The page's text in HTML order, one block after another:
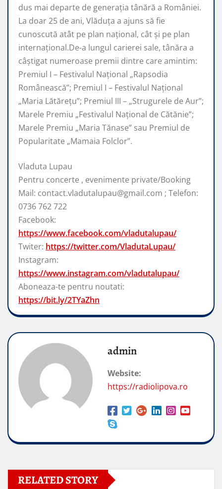
dus mai departe de generaţia tânără a României.
La doar 25 de ani, Vlăduța a ajuns să fie
cunoscută atât pe plan naţional, cât şi pe plan
internaţional.De-a lungul carierei sale, tânăra a
câştigat numeroase premii dintre care amintim:
Premiul I – Festivalul Național „Rapsodia
Românească”; Premiul I – Festivalul Național
„Maria Lătărețu”; Premiul III – „Strugurele de Aur”;
Marele Premiu „Festivalul Național de Cătănie”;
Marele Premiu „Maria Tănase” sau Premiul de
Popularitate „Mamaia Folclor”.
Vladuta Lupau
Pentru concerte , evenimente private/Booking
Mail: contact.vladutalupau@gmail.com ; Telefon:
0736 762 722
Facebook:
https://www.facebook.com/vladutalupau/
Twiter: https://twitter.com/VladutaLupau/
Instagram:
https://www.instagram.com/vladutalupau/
Aboneaza-te pentru noutati:
https://bit.ly/2TYaZhn
admin
Website:
https://radiolipova.ro
RELATED STORY